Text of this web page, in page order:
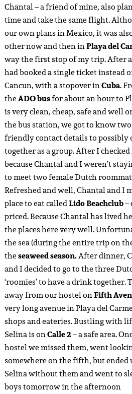
Chantal – a friend of mine, also
time and take the same flight.
our own plans in Mexico, it was
other now and then inPlaya del
way the first stop of my trip. After
had booked a single ticket instead
Cancun, with a stopover inCuba.
theADO busfor about an hour to
is very clean, cheap, safe and well
the bus station, we got to know
friendly contact details to possibly
together as a group. After I
because Chantal and I weren’t
to meet two female Dutch
Refreshed and well, Chantal and I
place to eat calledLido Beachclub–
priced. Because Chantal has lived
the places here very well.
the sea (during the entire trip on
theseaweed season.After dinner,
and I decided to go to the three
‘roomies’ to have a drink
away from our hostel onFifth
very long avenue in Playa del
shops and eateries. Bustling with
Selina is onCalle 2– a safe area.
hostel we missed them, went
somewhere on the fifth, but ended
Selina without them and went to
boys tomorrow in the afternoon